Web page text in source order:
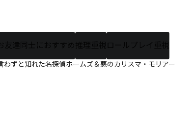
友達同士におすすめ推理重視 ロールプレイ重視
ずと知れた名探偵ホームズ＆悪のカリスマ・モリアー